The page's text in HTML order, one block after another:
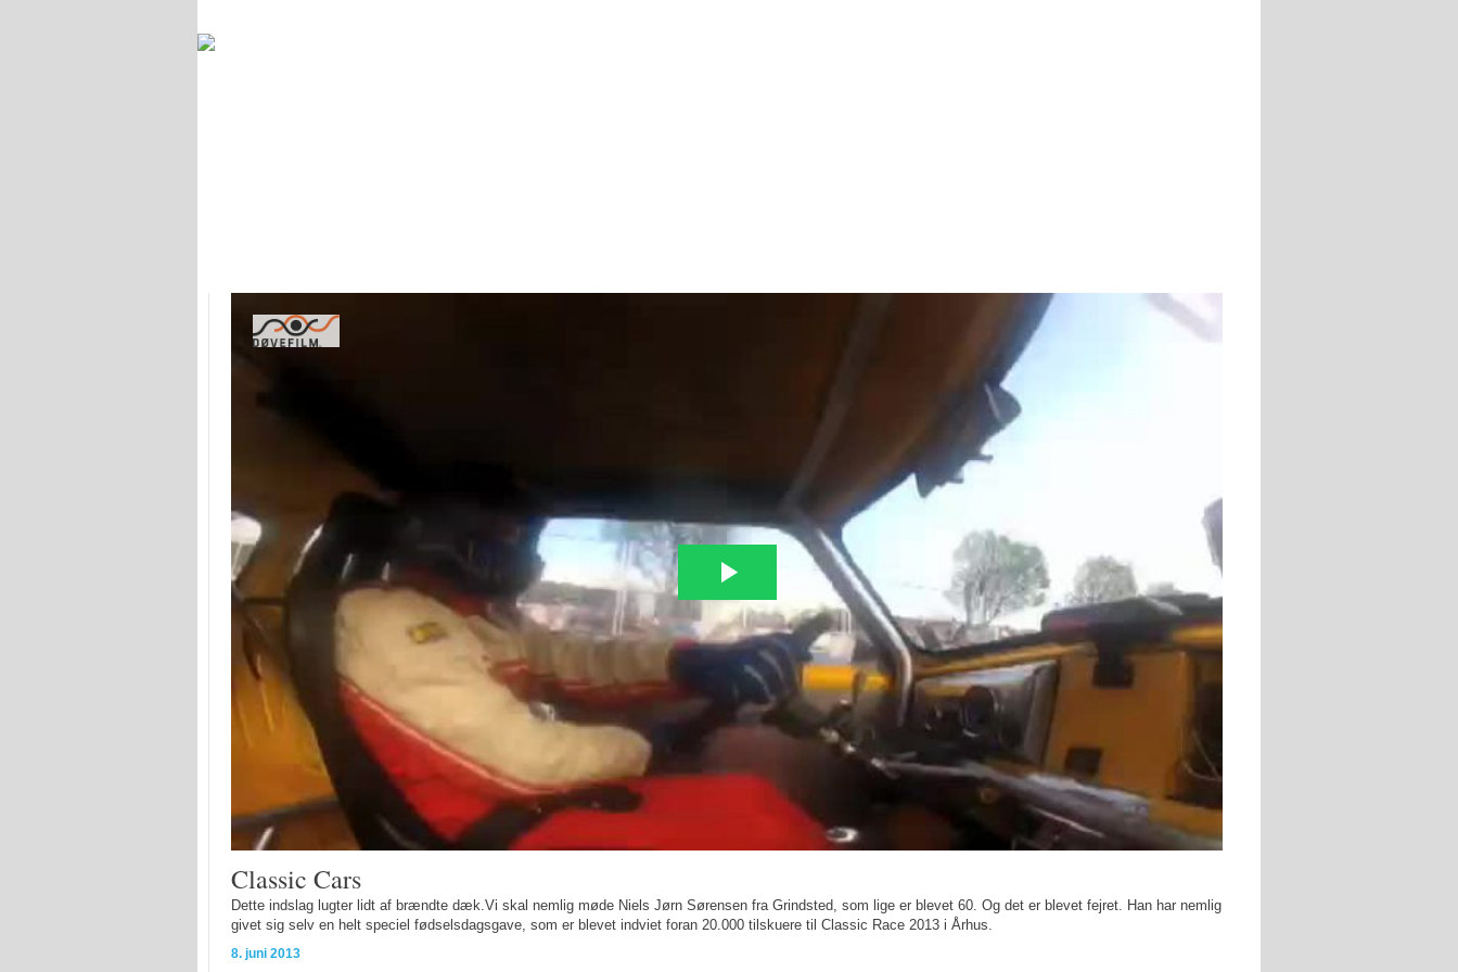
Classic Cars
Dette indslag lugter lidt af brændte dæk.Vi skal nemlig møde Niels Jørn Sørensen fra Grindsted, som lige er blevet 60. Og det er blevet fejret. Han har nemlig
givet sig selv en helt speciel fødselsdagsgave, som er blevet indviet foran 20.000 tilskuere til Classic Race 2013 i Århus.
8. juni 2013